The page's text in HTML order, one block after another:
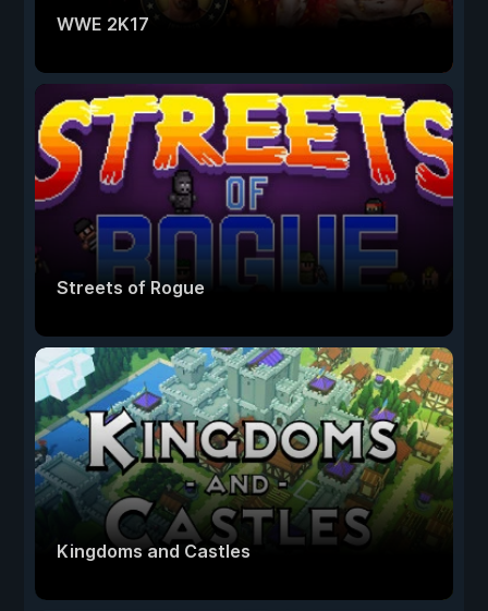
WWE 2K17
Streets of Rogue
Kingdoms and Castles